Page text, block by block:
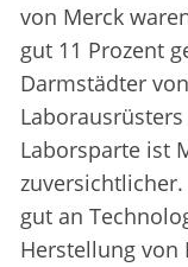
von Merck
gut 11 Prozent
Darmstädter
Laborsparte ist
gut an
Herstellung von